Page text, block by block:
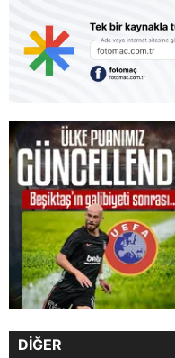
DİĞER